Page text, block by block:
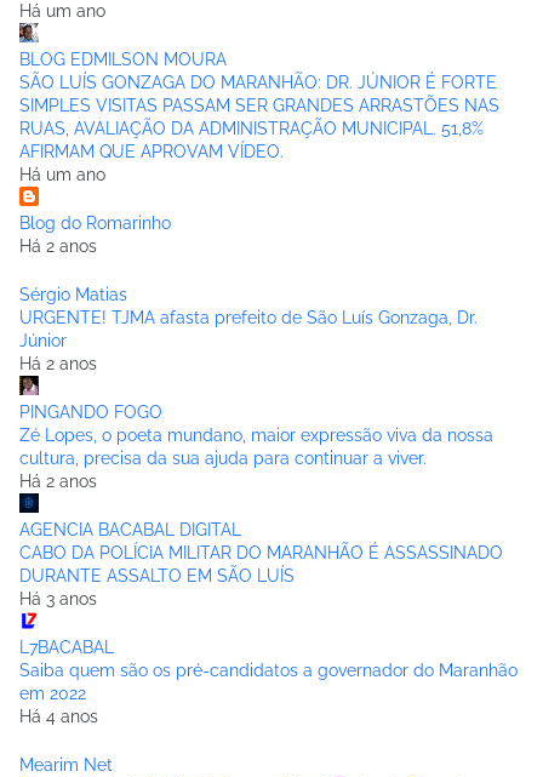
Há um ano
BLOG EDMILSON MOURA
SÃO LUÍS GONZAGA DO MARANHÃO: DR. JÚNIOR É FORTE
SIMPLES VISITAS PASSAM SER GRANDES ARRASTÕES NAS
RUAS, AVALIAÇÃO DA ADMINISTRAÇÃO MUNICIPAL. 51,8%
AFIRMAM QUE APROVAM VÍDEO.
Há um ano
Blog do Romarinho
Há 2 anos
Sérgio Matias
URGENTE! TJMA afasta prefeito de São Luís Gonzaga, Dr.
Júnior
Há 2 anos
PINGANDO FOGO
Zé Lopes, o poeta mundano, maior expressão viva da nossa
cultura, precisa da sua ajuda para continuar a viver.
Há 2 anos
AGENCIA BACABAL DIGITAL
CABO DA POLÍCIA MILITAR DO MARANHÃO É ASSASSINADO
DURANTE ASSALTO EM SÃO LUÍS
Há 3 anos
L7BACABAL
Saiba quem são os pré-candidatos a governador do Maranhão
em 2022
Há 4 anos
Mearim Net